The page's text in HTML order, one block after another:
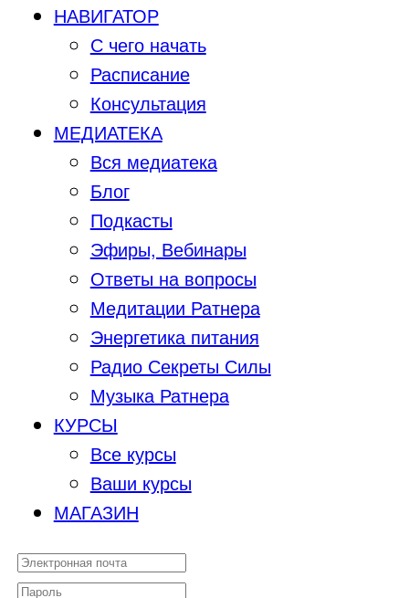
НАВИГАТОР
С чего начать
Расписание
Консультация
МЕДИАТЕКА
Вся медиатека
Блог
Подкасты
Эфиры, Вебинары
Ответы на вопросы
Медитации Ратнера
Энергетика питания
Радио Секреты Силы
Музыка Ратнера
КУРСЫ
Все курсы
Ваши курсы
МАГАЗИН